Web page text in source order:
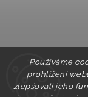
Používáme
prohlížení
zlepšovali jeho